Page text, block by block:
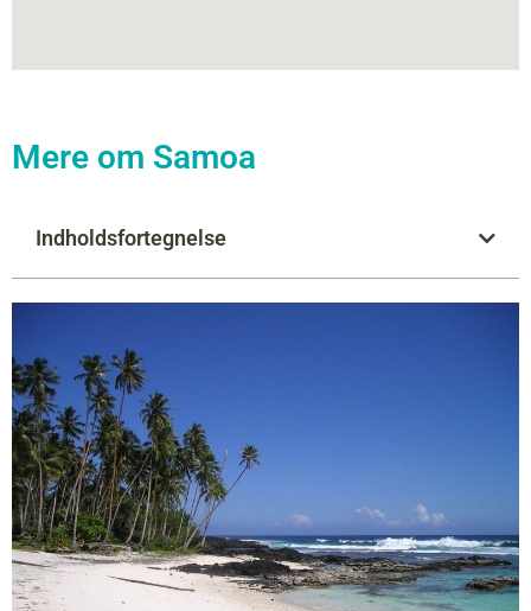
Mere om Samoa
Indholdsfortegnelse